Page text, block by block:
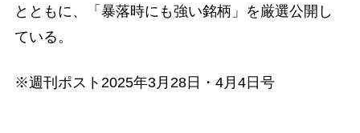
とともに、「暴落時にも強い銘柄」を厳選公開し
ている。
※週刊ポスト2025年3月28日・4月4日号